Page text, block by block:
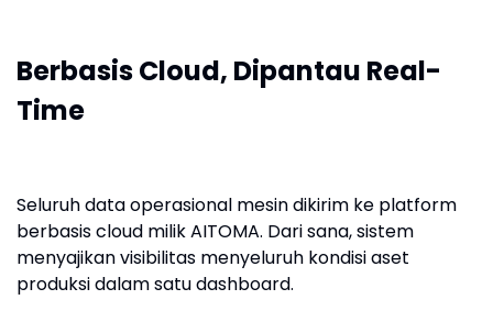
Berbasis Cloud, Dipantau Real-
Time
Seluruh data operasional mesin dikirim ke platform
berbasis cloud milik AITOMA. Dari sana, sistem
menyajikan visibilitas menyeluruh kondisi aset
produksi dalam satu dashboard.